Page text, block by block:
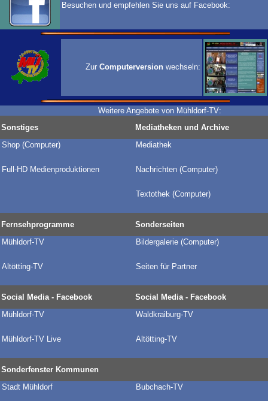
Besuchen und empfehlen Sie uns auf Facebook:
Zur Computerversion wechseln:
Weitere Angebote von Mühldorf-TV:
Sonstiges
Mediatheken und Archive
Shop (Computer)
Mediathek
Full-HD Medienproduktionen Nachrichten (Computer)
Textothek (Computer)
Fernsehprogramme
Sonderseiten
Mühldorf-TV
Bildergalerie (Computer)
Altötting-TV Seiten für Partner
Social Media - Facebook
Social Media - Facebook
Mühldorf-TV
Waldkraiburg-TV
Mühldorf-TV Live Altötting-TV
Sonderfenster Kommunen
Stadt Mühldorf
Bubchach-TV